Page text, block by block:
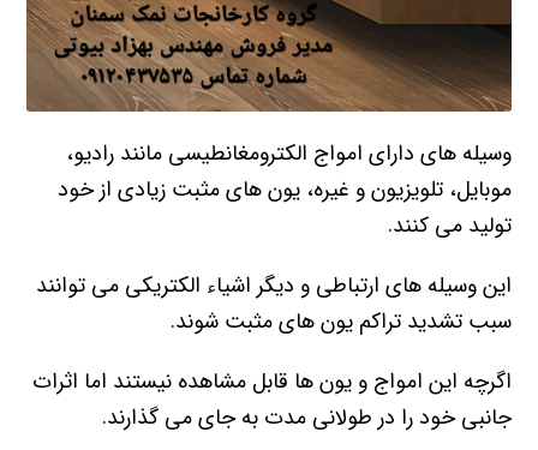
وسیله های دارای امواج الکترومغانطیسی مانند رادیو،
موبایل، تلویزیون و غیره، یون های مثبت زیادی از خود
تولید می کنند.
این وسیله های ارتباطی و دیگر اشیاء الکتریکی می توانند
سبب تشدید تراکم یون های مثبت شوند.
اگرچه این امواج و یون ها قابل مشاهده نیستند اما اثرات
جانبی خود را در طولانی مدت به جای می گذارند.